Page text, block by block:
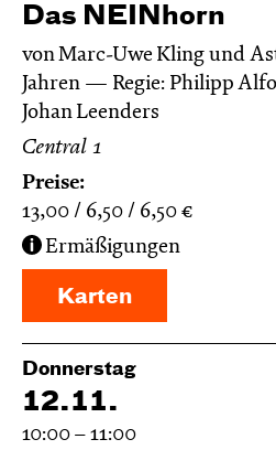
Das NEIN­horn
von Marc-Uwe Kling und
Jahren
Regie: Philipp
Johan Leenders
Central 1
Preise:
13,00
6,50 6,50 €
Ermäßigungen
Karten
Donnerstag
12.11.
10:00 – 11:00